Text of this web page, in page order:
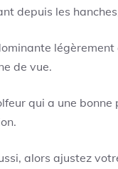
depuis les
légèrement
de vue.
qui a une
alors ajustez